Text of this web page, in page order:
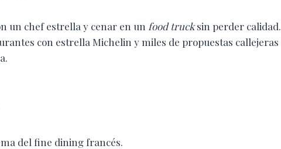
un chef estrella y cenar en un food trucksin perder calidad.
con estrella Michelin y miles de propuestas callejeras
del fine dining francés.